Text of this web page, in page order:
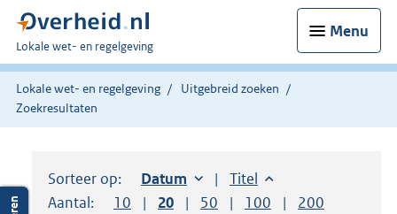
Menu
U
bent
hier:
Lokale wet- en regelgeving
Lokale wet- en regelgeving
Uitgebreid zoeken
Zoekresultaten
Sorteer op: Sorteer op:
Datum oplopendSorteer op:
Titel oplopend
Aantal:
Toon
10 resultaten per pagina
Toon
20 resultaten per pagina
Toon
50 resultaten per pagina
Toon
100 resultaten per
Toon
200